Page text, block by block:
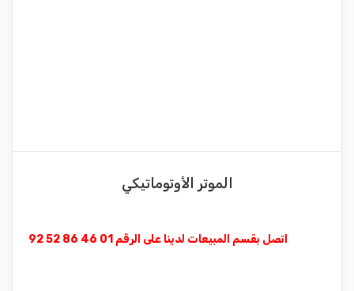
الموتر الأوتوماتيكي
اتصل بقسم المبيعات لدينا على الرقم 01 46 86 52 92